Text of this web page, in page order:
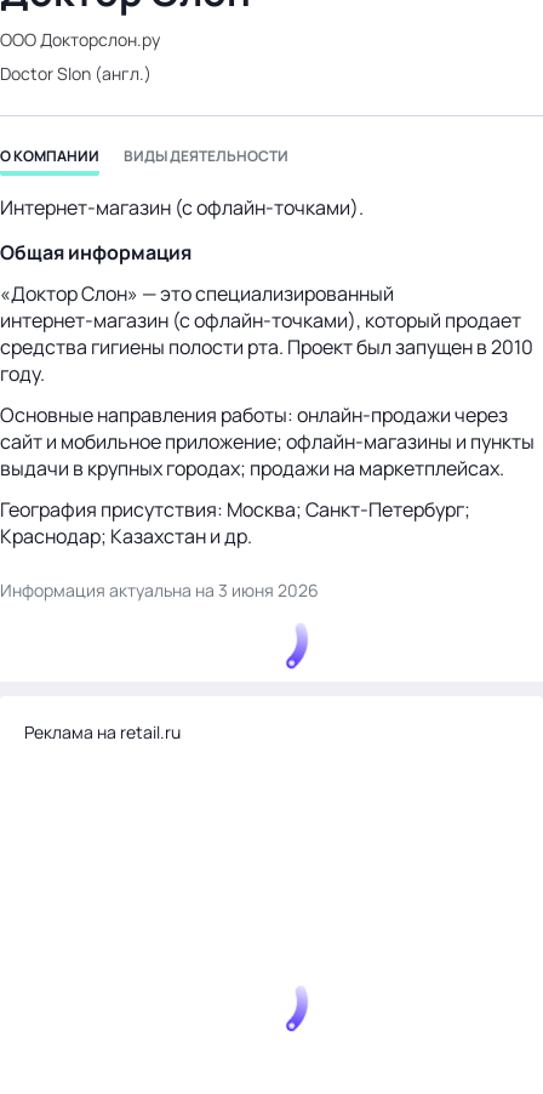
бизнес-центр
ООО Докторслон.ру
Doctor Slon (англ.)
О КОМПАНИИ ВИДЫ ДЕЯТЕЛЬНОСТИ
Интернет‑магазин (с офлайн‑точками).
Общая информация
«Доктор Слон» — это специализированный
интернет‑магазин (с офлайн‑точками), который продает
средства гигиены полости рта. Проект был запущен в 2010
году.
Основные направления работы: онлайн‑продажи через
сайт и мобильное приложение; офлайн‑магазины и пункты
выдачи в крупных городах; продажи на маркетплейсах.
География присутствия: Москва; Санкт‑Петербург;
Краснодар; Казахстан и др.
Информация актуальна на 3 июня 2026
Реклама на retail.ru